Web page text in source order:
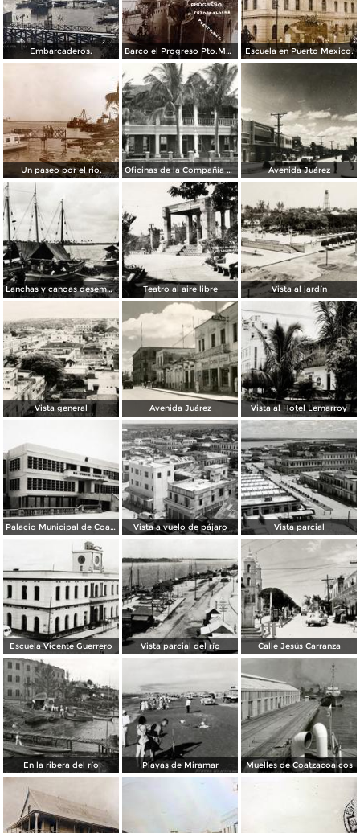
Embarcaderos. Barco el Progreso Pto.Mexico. Escuela en Puerto Mexico.
Un paseo por el rio. Oficinas de la Compañía El Águila Avenida Juárez
Lanchas y canoas desembarcando Teatro al aire libre Vista al jardín
Vista general Avenida Juárez Vista al Hotel Lemarroy
Palacio Municipal de Coatzacoalcos Vista a vuelo de pájaro Vista parcial
Escuela Vicente Guerrero Vista parcial del río Calle Jesús Carranza
En la ribera del río Playas de Miramar Muelles de Coatzacoalcos